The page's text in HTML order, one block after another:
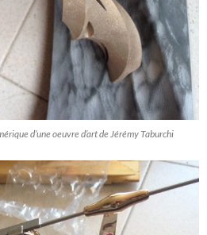
d’une oeuvre d’art de Jérémy Taburchi